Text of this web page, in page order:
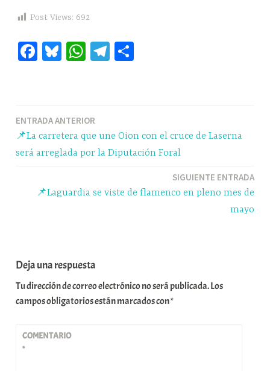
Post Views: 692
Fa Bl W
pp
Te
m rti
r
Navegación
ENTRADA ANTERIOR
📌La carretera que une Oion con el cruce de Laserna
será arreglada por la Diputación Foral
SIGUIENTE ENTRADA
📌Laguardia se viste de flamenco en pleno mes de
mayo
Deja una respuesta
Tu dirección de correo electrónico no será publicada.Los
campos obligatorios están marcados con*
COMENTARIO
*